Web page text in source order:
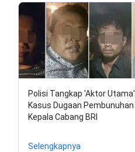
Polisi Tangkap 'Aktor Utama'
Kasus Dugaan Pembunuhan
Kepala Cabang BRI
Selengkapnya